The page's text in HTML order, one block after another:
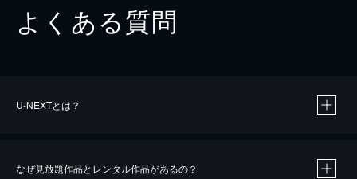
よくある質問
U-NEXTとは？
なぜ見放題作品とレンタル作品があるの？